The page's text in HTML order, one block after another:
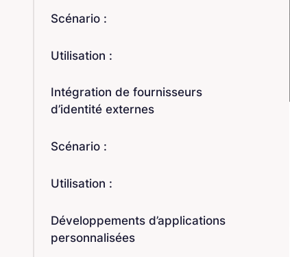
Scénario :
Utilisation :
Intégration de fournisseurs
d’identité externes
Scénario :
Utilisation :
Développements d’applications
personnalisées